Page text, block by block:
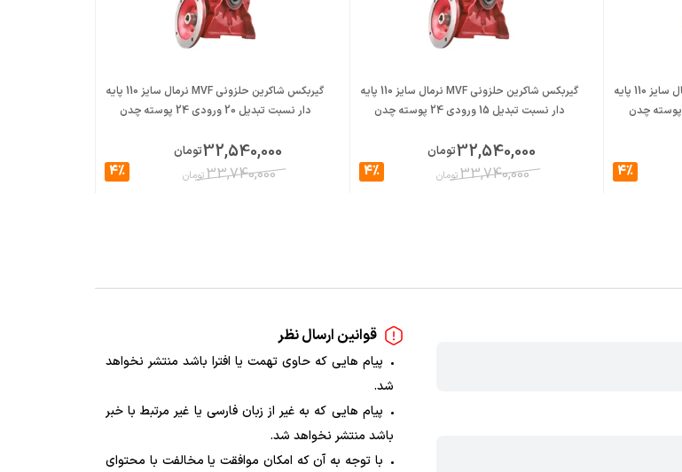
گیربکس شاکرین حلزونی MVF نرمال سایز 110 پایه
4%
گیربکس شاکرین حلزونی MVF نرمال سایز 110 پایه
دار نسبت تبدیل 15 ورودی 24 پوسته چدن
32,540,000تومان
33,740,000تومان 4%
گیربکس شاکرین حلزونی MVF نرمال سایز 110 پایه
دار نسبت تبدیل 20 ورودی 24 پوسته چدن
32,540,000تومان
33,740,000تومان 4%
قوانین ارسال نظر
پیام هایی که حاوی تهمت یا افترا باشد منتشر نخواهد
شد.
پیام هایی که به غیر از زبان فارسی یا غیر مرتبط با خبر
باشد منتشر نخواهد شد.
با توجه به آن که امکان موافقت یا مخالفت با محتوای